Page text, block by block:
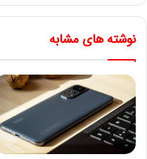
نوشته های مشابه